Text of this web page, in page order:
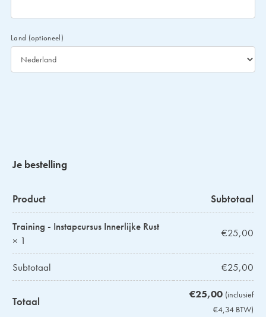
Land (optioneel)
Je bestelling
Product Subtotaal
Training - Instapcursus Innerlijke Rust
× 1
€25,00
Subtotaal €25,00
Totaal
€25,00 (inclusief
€4,34 BTW)